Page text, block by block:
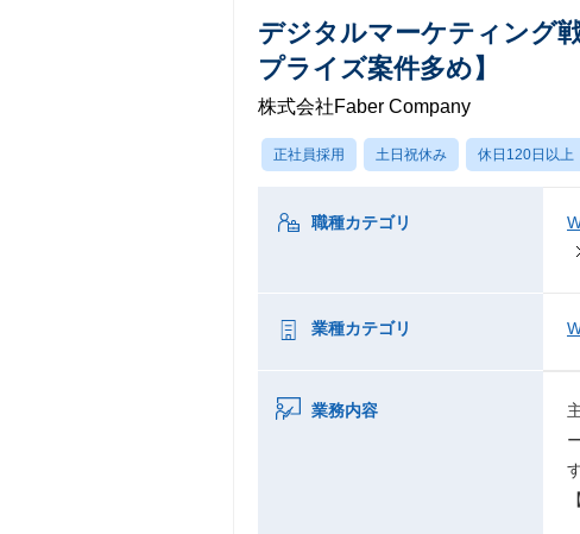
デジタルマーケティング
プライズ案件多め】
株式会社Faber Company
正社員採用 土日祝休み 休日120日以上
職種カテゴリ
業種カテゴリ
業務内容